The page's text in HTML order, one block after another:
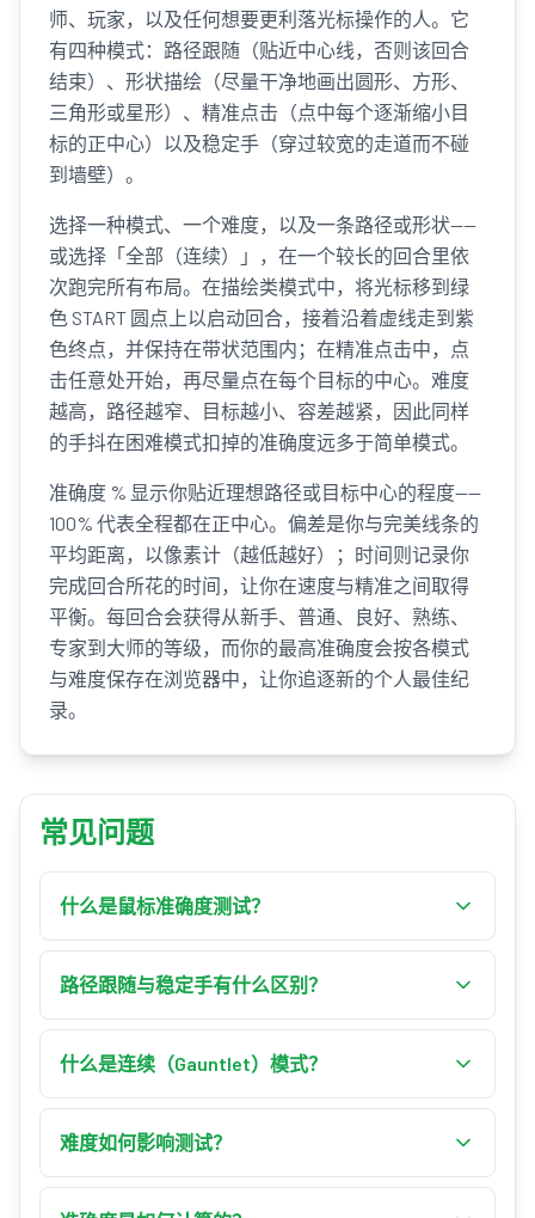
师、玩家，以及任何想要更利落光标操作的人。它
有四种模式：路径跟随（贴近中心线，否则该回合
结束）、形状描绘（尽量干净地画出圆形、方形、
三角形或星形）、精准点击（点中每个逐渐缩小目
标的正中心）以及稳定手（穿过较宽的走道而不碰
到墙壁）。
选择一种模式、一个难度，以及一条路径或形状——
或选择「全部（连续）」，在一个较长的回合里依
次跑完所有布局。在描绘类模式中，将光标移到绿
色 START 圆点上以启动回合，接着沿着虚线走到紫
色终点，并保持在带状范围内；在精准点击中，点
击任意处开始，再尽量点在每个目标的中心。难度
越高，路径越窄、目标越小、容差越紧，因此同样
的手抖在困难模式扣掉的准确度远多于简单模式。
准确度 % 显示你贴近理想路径或目标中心的程度——
100% 代表全程都在正中心。偏差是你与完美线条的
平均距离，以像素计（越低越好）；时间则记录你
完成回合所花的时间，让你在速度与精准之间取得
平衡。每回合会获得从新手、普通、良好、熟练、
专家到大师的等级，而你的最高准确度会按各模式
与难度保存在浏览器中，让你追逐新的个人最佳纪
录。
常见问题
什么是鼠标准确度测试？
鼠标准确度测试衡量你能多精准地控制光标——你
的精细动作控制、手部稳定度，以及沿着指定路
（路径跟随、形状描绘、精准点击与稳定手），
并以准确度 %、像素偏差与时间为你评分。
路径跟随与稳定手有什么区别？
路径跟随要求你贴近中心线，偏离太远就会结束
该回合。稳定手给你较宽的走道可以移动，但只
什么是连续（Gauntlet）模式？
将路径或形状选为「全部（连续）」，即可自动
依次跑完所有布局。完成一个后下一个立刻开
难度如何影响测试？
难度越高，代表路径越窄、目标越小，且准确度